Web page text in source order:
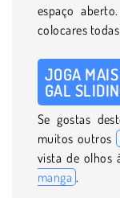
espaço
colocares
JOGA
GAL
Se gostas
muitos outros
vista de olhos
manga .